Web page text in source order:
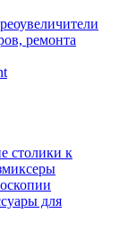
ремонта
столики к
для